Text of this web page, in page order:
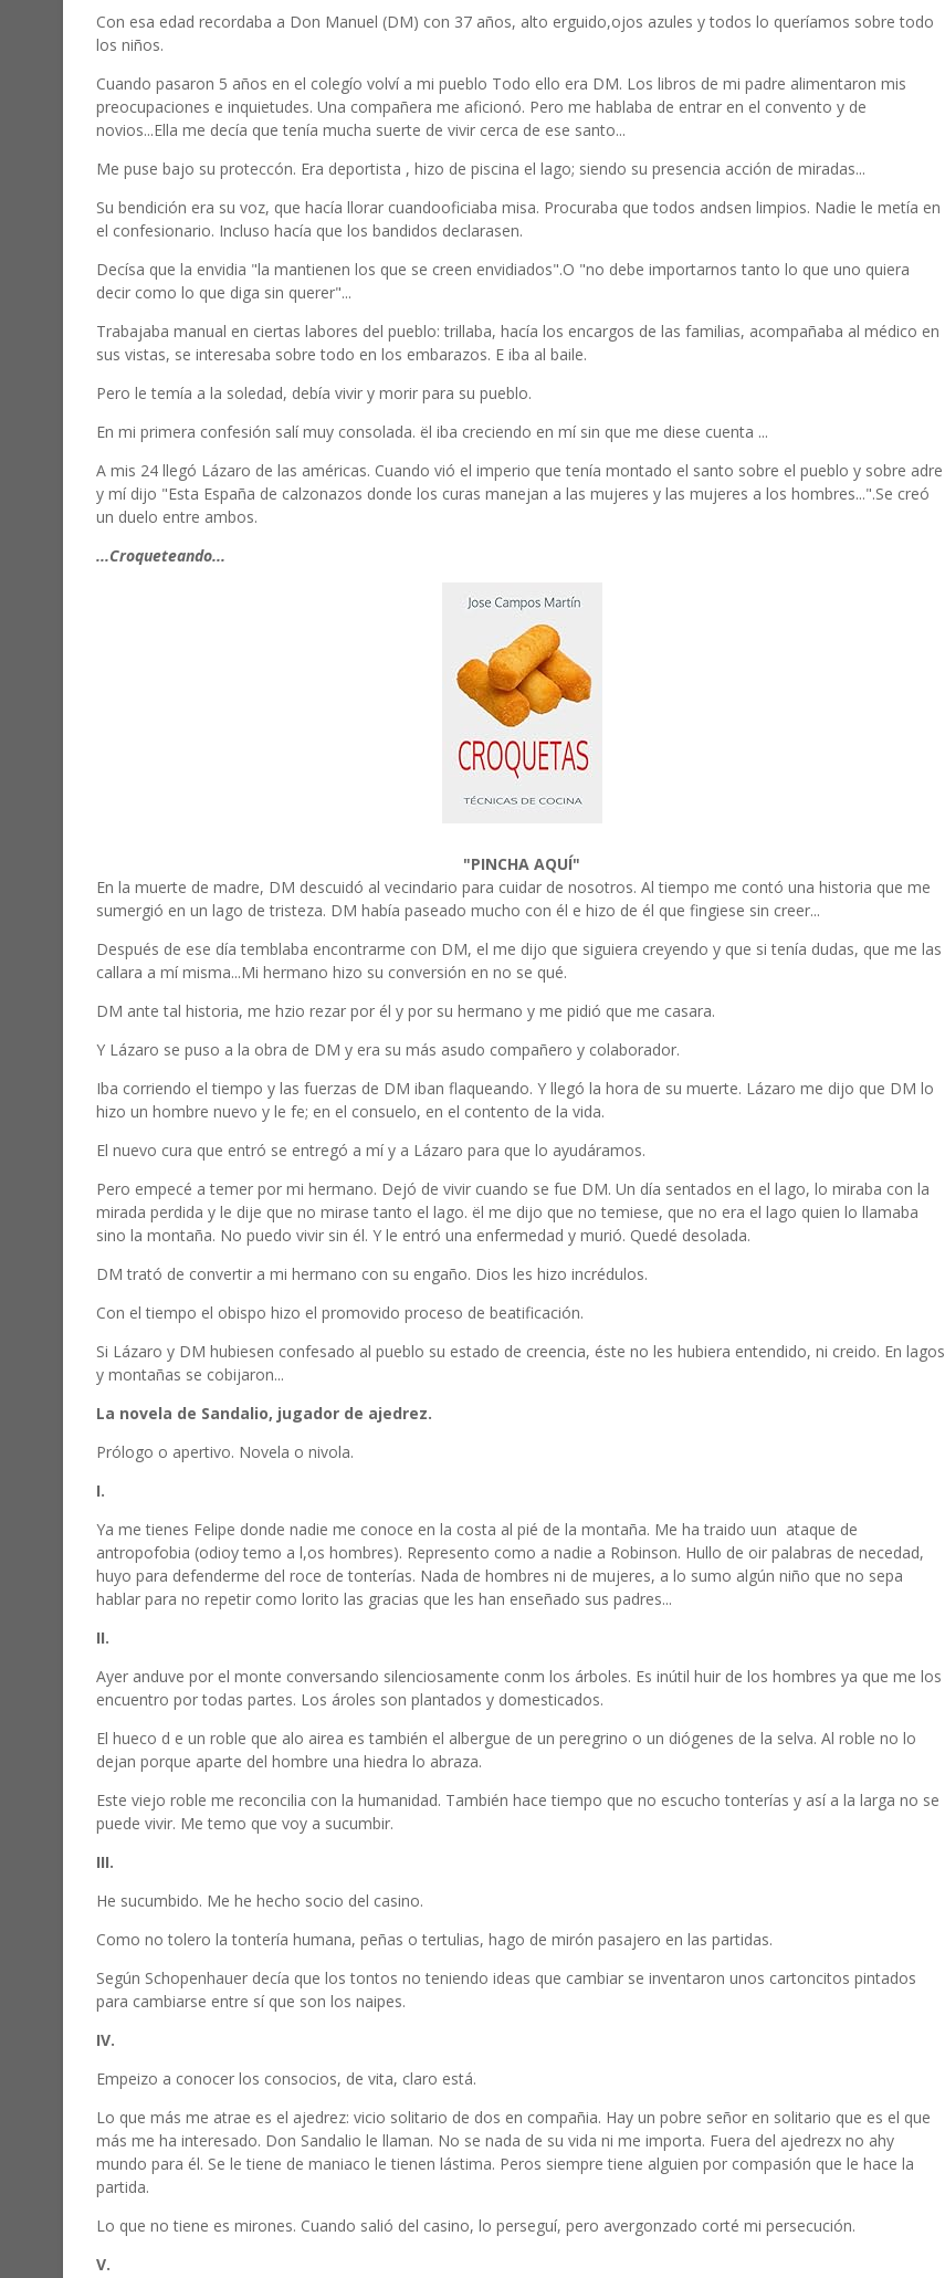
Con esa edad recordaba a Don Manuel (DM) con 37 años, alto erguido,ojos azules y todos lo queríamos sobre todo
los niños.
Cuando pasaron 5 años en el colegío volví a mi pueblo Todo ello era DM. Los libros de mi padre alimentaron mis
preocupaciones e inquietudes. Una compañera me aficionó. Pero me hablaba de entrar en el convento y de
novios...Ella me decía que tenía mucha suerte de vivir cerca de ese santo...
Me puse bajo su proteccón. Era deportista , hizo de piscina el lago; siendo su presencia acción de miradas...
Su bendición era su voz, que hacía llorar cuandooficiaba misa. Procuraba que todos andsen limpios. Nadie le metía en
el confesionario. Incluso hacía que los bandidos declarasen.
Decísa que la envidia "la mantienen los que se creen envidiados".O "no debe importarnos tanto lo que uno quiera
decir como lo que diga sin querer"...
Trabajaba manual en ciertas labores del pueblo: trillaba, hacía los encargos de las familias, acompañaba al médico en
sus vistas, se interesaba sobre todo en los embarazos. E iba al baile.
Pero le temía a la soledad, debía vivir y morir para su pueblo.
En mi primera confesión salí muy consolada. ël iba creciendo en mí sin que me diese cuenta ...
A mis 24 llegó Lázaro de las américas. Cuando vió el imperio que tenía montado el santo sobre el pueblo y sobre adre
y mí dijo "Esta España de calzonazos donde los curas manejan a las mujeres y las mujeres a los hombres...".Se creó
un duelo entre ambos.
...Croqueteando...
"PINCHA AQUÍ"
En la muerte de madre, DM descuidó al vecindario para cuidar de nosotros. Al tiempo me contó una historia que me
sumergió en un lago de tristeza. DM había paseado mucho con él e hizo de él que fingiese sin creer...
Después de ese día temblaba encontrarme con DM, el me dijo que siguiera creyendo y que si tenía dudas, que me las
callara a mí misma...Mi hermano hizo su conversión en no se qué.
DM ante tal historia, me hzio rezar por él y por su hermano y me pidió que me casara.
Y Lázaro se puso a la obra de DM y era su más asudo compañero y colaborador.
Iba corriendo el tiempo y las fuerzas de DM iban flaqueando. Y llegó la hora de su muerte. Lázaro me dijo que DM lo
hizo un hombre nuevo y le fe; en el consuelo, en el contento de la vida.
El nuevo cura que entró se entregó a mí y a Lázaro para que lo ayudáramos.
Pero empecé a temer por mi hermano. Dejó de vivir cuando se fue DM. Un día sentados en el lago, lo miraba con la
mirada perdida y le dije que no mirase tanto el lago. ël me dijo que no temiese, que no era el lago quien lo llamaba
sino la montaña. No puedo vivir sin él. Y le entró una enfermedad y murió. Quedé desolada.
DM trató de convertir a mi hermano con su engaño. Dios les hizo incrédulos.
Con el tiempo el obispo hizo el promovido proceso de beatificación.
Si Lázaro y DM hubiesen confesado al pueblo su estado de creencia, éste no les hubiera entendido, ni creido. En lagos
y montañas se cobijaron...
La novela de Sandalio, jugador de ajedrez.
Prólogo o apertivo. Novela o nivola.
I.
Ya me tienes Felipe donde nadie me conoce en la costa al pié de la montaña. Me ha traido uun ataque de
antropofobia (odioy temo a l,os hombres). Represento como a nadie a Robinson. Hullo de oir palabras de necedad,
huyo para defenderme del roce de tonterías. Nada de hombres ni de mujeres, a lo sumo algún niño que no sepa
hablar para no repetir como lorito las gracias que les han enseñado sus padres...
II.
Ayer anduve por el monte conversando silenciosamente conm los árboles. Es inútil huir de los hombres ya que me los
encuentro por todas partes. Los ároles son plantados y domesticados.
El hueco d e un roble que alo airea es también el albergue de un peregrino o un diógenes de la selva. Al roble no lo
dejan porque aparte del hombre una hiedra lo abraza.
Este viejo roble me reconcilia con la humanidad. También hace tiempo que no escucho tonterías y así a la larga no se
puede vivir. Me temo que voy a sucumbir.
III.
He sucumbido. Me he hecho socio del casino.
Como no tolero la tontería humana, peñas o tertulias, hago de mirón pasajero en las partidas.
Según Schopenhauer decía que los tontos no teniendo ideas que cambiar se inventaron unos cartoncitos pintados
para cambiarse entre sí que son los naipes.
IV.
Empeizo a conocer los consocios, de vita, claro está.
Lo que más me atrae es el ajedrez: vicio solitario de dos en compañia. Hay un pobre señor en solitario que es el que
más me ha interesado. Don Sandalio le llaman. No se nada de su vida ni me importa. Fuera del ajedrezx no ahy
mundo para él. Se le tiene de maniaco le tienen lástima. Peros siempre tiene alguien por compasión que le hace la
partida.
Lo que no tiene es mirones. Cuando salió del casino, lo perseguí, pero avergonzado corté mi persecución.
V.